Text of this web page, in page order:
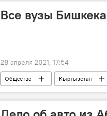
Все вузы Бишкека
28 апреля 2021, 17:54
Общество Кыргызстан
адрес
телефон